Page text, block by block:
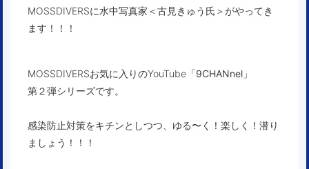
MOSSDIVERSに水中写真家＜古見きゅう氏＞がやってき
ます！！！
MOSSDIVERSお気に入りのYouTube 「9CHANnel」
第２弾シリーズです。
感染防止対策をキチンとしつつ、ゆる〜く！楽しく！潜り
ましょう！！！